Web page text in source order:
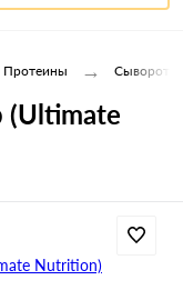
Протеины →
(Ultimate